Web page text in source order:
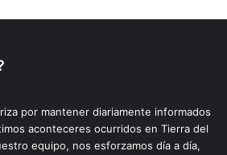
por mantener diariamente informados
aconteceres ocurridos en Tierra del
equipo, nos esforzamos día a día,